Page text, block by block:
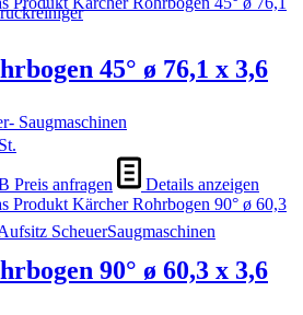
Saugmaschinen
ScheuerSaugmaschinen
45° ø 76,1 x 3,6
Preis anfragen Details anzeigen
90° ø 60,3 x 3,6